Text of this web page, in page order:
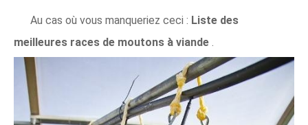
Au cas où vous manqueriez ceci : Liste des
meilleures races de moutons à viande